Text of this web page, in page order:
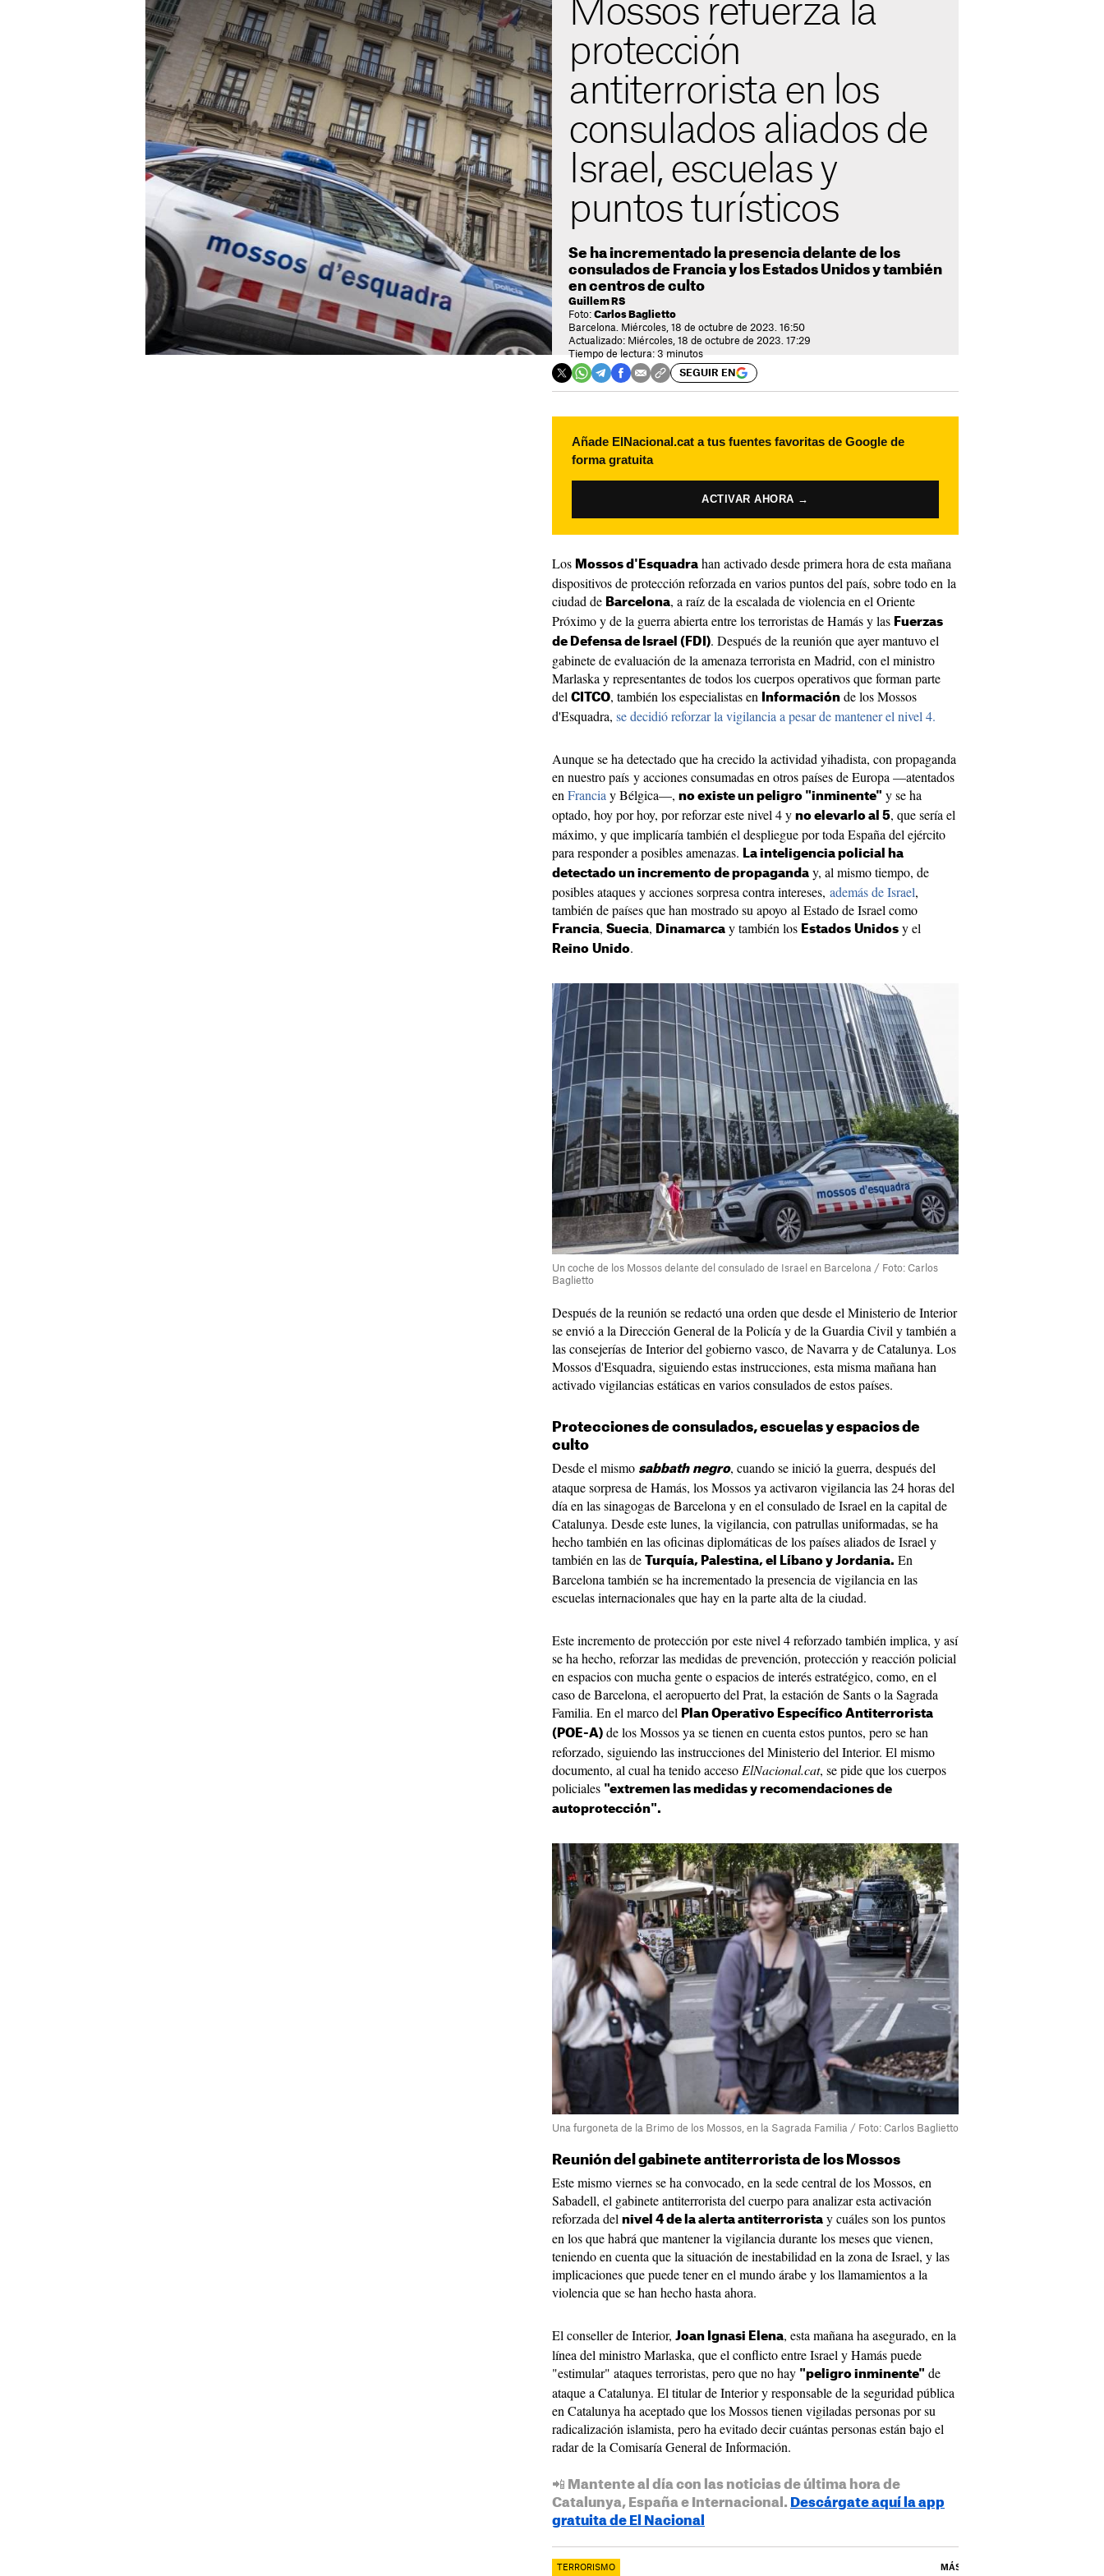
Mossos refuerza la
protección
antiterrorista en los
consulados aliados de
Israel, escuelas y
puntos turísticos
Se ha incrementado la presencia delante de los
consulados de Francia y los Estados Unidos y también
en centros de culto
Guillem RS
Foto: Carlos Baglietto
Barcelona. Miércoles, 18 de octubre de 2023. 16:50
Actualizado: Miércoles, 18 de octubre de 2023. 17:29
Tiempo de lectura: 3 minutos
SEGUIR EN
Añade ElNacional.cat a tus fuentes favoritas de Google de
forma gratuita
ACTIVAR AHORA →
Los Mossos d'Esquadra han activado desde primera hora de esta mañana
dispositivos de protección reforzada en varios puntos del país, sobre todo en la
ciudad de Barcelona, a raíz de la escalada de violencia en el Oriente
Próximo y de la guerra abierta entre los terroristas de Hamás y las Fuerzas
de Defensa de Israel (FDI). Después de la reunión que ayer mantuvo el
gabinete de evaluación de la amenaza terrorista en Madrid, con el ministro
Marlaska y representantes de todos los cuerpos operativos que forman parte
del CITCO, también los especialistas en Información de los Mossos
d'Esquadra, se decidió reforzar la vigilancia a pesar de mantener el nivel 4.
Aunque se ha detectado que ha crecido la actividad yihadista, con propaganda
en nuestro país y acciones consumadas en otros países de Europa —atentados
en Francia y Bélgica—, no existe un peligro "inminente" y se ha
optado, hoy por hoy, por reforzar este nivel 4 y no elevarlo al 5, que sería el
máximo, y que implicaría también el despliegue por toda España del ejército
para responder a posibles amenazas. La inteligencia policial ha
detectado un incremento de propaganda y, al mismo tiempo, de
posibles ataques y acciones sorpresa contra intereses, además de Israel,
también de países que han mostrado su apoyo al Estado de Israel como
Francia, Suecia, Dinamarca y también los Estados Unidos y el
Reino Unido.
Un coche de los Mossos delante del consulado de Israel en Barcelona / Foto: Carlos
Baglietto
Después de la reunión se redactó una orden que desde el Ministerio de Interior
se envió a la Dirección General de la Policía y de la Guardia Civil y también a
las consejerías de Interior del gobierno vasco, de Navarra y de Catalunya. Los
Mossos d'Esquadra, siguiendo estas instrucciones, esta misma mañana han
activado vigilancias estáticas en varios consulados de estos países.
Protecciones de consulados, escuelas y espacios de
culto
Desde el mismo sabbath negro, cuando se inició la guerra, después del
ataque sorpresa de Hamás, los Mossos ya activaron vigilancia las 24 horas del
día en las sinagogas de Barcelona y en el consulado de Israel en la capital de
Catalunya. Desde este lunes, la vigilancia, con patrullas uniformadas, se ha
hecho también en las oficinas diplomáticas de los países aliados de Israel y
también en las de
Turquía, Palestina, el Líbano y Jordania. En
Barcelona también se ha incrementado la presencia de vigilancia en las
escuelas internacionales que hay en la parte alta de la ciudad.
Este incremento de protección por este nivel 4 reforzado también implica, y así
se ha hecho, reforzar las medidas de prevención, protección y reacción policial
en espacios con mucha gente o espacios de interés estratégico, como, en el
caso de Barcelona, el aeropuerto del Prat, la estación de Sants o la Sagrada
Familia. En el marco del Plan Operativo Específico Antiterrorista
(POE-A) de los Mossos ya se tienen en cuenta estos puntos, pero se han
reforzado, siguiendo las instrucciones del Ministerio del Interior. El mismo
documento, al cual ha tenido acceso ElNacional.cat, se pide que los cuerpos
policiales "extremen las medidas y recomendaciones de
autoprotección".
Una furgoneta de la Brimo de los Mossos, en la Sagrada Familia / Foto: Carlos Baglietto
Reunión del gabinete antiterrorista de los Mossos
Este mismo viernes se ha convocado, en la sede central de los Mossos, en
Sabadell, el gabinete antiterrorista del cuerpo para analizar esta activación
reforzada del nivel 4 de la alerta antiterrorista y cuáles son los puntos
en los que habrá que mantener la vigilancia durante los meses que vienen,
teniendo en cuenta que la situación de inestabilidad en la zona de Israel, y las
implicaciones que puede tener en el mundo árabe y los llamamientos a la
violencia que se han hecho hasta ahora.
El conseller de Interior, Joan Ignasi Elena, esta mañana ha asegurado, en la
línea del ministro Marlaska, que el conflicto entre Israel y Hamás puede
"estimular" ataques terroristas, pero que no hay "peligro inminente" de
ataque a Catalunya. El titular de Interior y responsable de la seguridad pública
en Catalunya ha aceptado que los Mossos tienen vigiladas personas por su
radicalización islamista, pero ha evitado decir cuántas personas están bajo el
radar de la Comisaría General de Información.
📲 Mantente al día con las noticias de última hora de
Catalunya, España e Internacional. Descárgate aquí la app
gratuita de El Nacional
TERRORISMO MÁS